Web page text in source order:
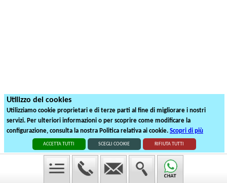
Utilizzo dei cookies
Utilizziamo cookie proprietari e di terze parti al fine di migliorare i nostri
servizi. Per ulteriori informazioni o per scoprire come modificare la
configurazione, consulta la nostra Politica relativa ai cookie. Scopri di più
ACCETTA TUTTI SCEGLI COOKIE RIFIUTA TUTTI